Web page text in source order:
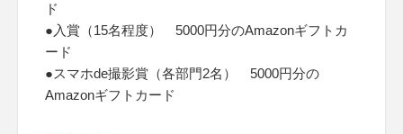
ド
●入賞（15名程度） 5000円分のAmazonギフトカ
ード
●スマホde撮影賞（各部門2名） 5000円分の
Amazonギフトカード